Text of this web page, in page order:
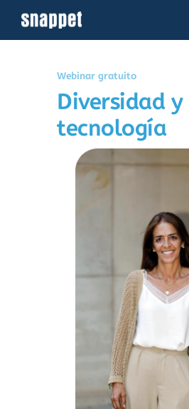
contenido
Webinar gratuito
Diversidad y
tecnología